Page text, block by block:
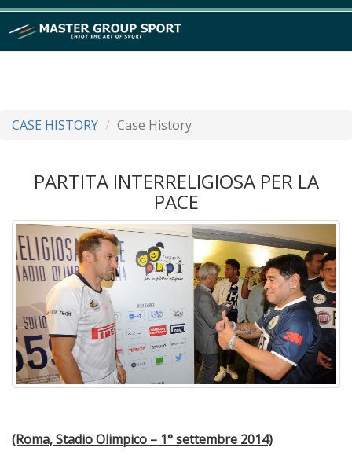
CASE HISTORY Case History
PARTITA INTERRELIGIOSA PER LA
PACE
(Roma, Stadio Olimpico – 1° settembre 2014)